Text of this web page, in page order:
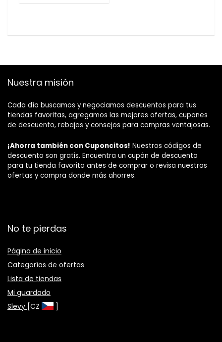
Nuestra misión
Cada día buscamos y negociamos descuentos para tus
tiendas favoritas, agregamos las mejores ofertas, cupones
de descuento, rebajas y consejos para compras ventajosas.
¡Ahorra también con Cuponcitos! Nuestros códigos de
descuento son gratis. Encuentra un cupón de descuento
para tu tienda favorita antes de comprar o revisa nuestras
ofertas y compra donde más ahorres.
No te pierdas
Página de inicio
Categorías de ofertas
Lista de tiendas
Mi guardado
Slevy [CZ ]